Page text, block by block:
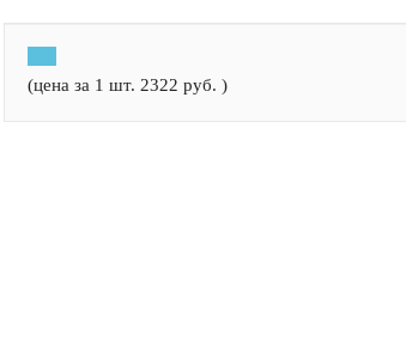
(цена за 1 шт. 2322 руб. )